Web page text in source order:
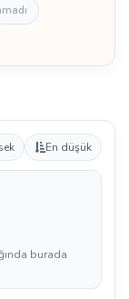
En düşük
burada